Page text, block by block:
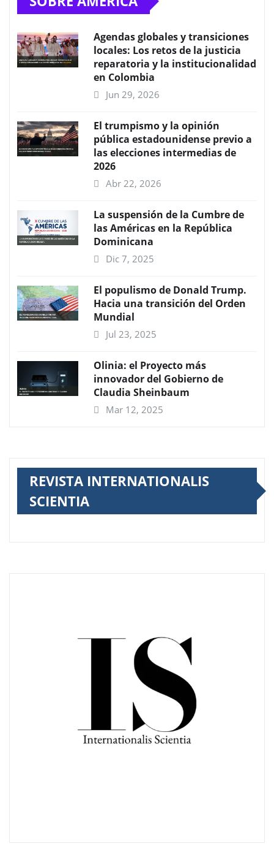
Agendas globales y transiciones
locales: Los retos de la justicia
reparatoria y la institucionalidad
en Colombia
Jun 29, 2026
El trumpismo y la opinión
pública estadounidense previo a
las elecciones intermedias de
2026
Abr 22, 2026
La suspensión de la Cumbre de
las Américas en la República
Dominicana
Dic 7, 2025
El populismo de Donald Trump.
Hacia una transición del Orden
Mundial
Jul 23, 2025
Olinia: el Proyecto más
innovador del Gobierno de
Claudia Sheinbaum
Mar 12, 2025
REVISTA INTERNATIONALIS
SCIENTIA